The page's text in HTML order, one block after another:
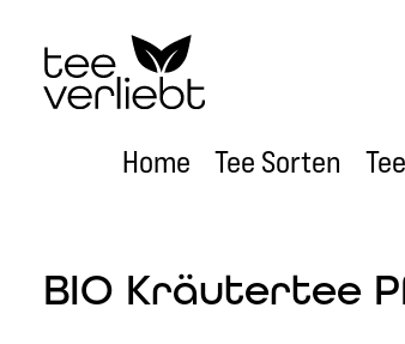
Hauptinhalt springen
Zur Hauptnavigation springen
Home Tee Sorten
BIO Kräutertee